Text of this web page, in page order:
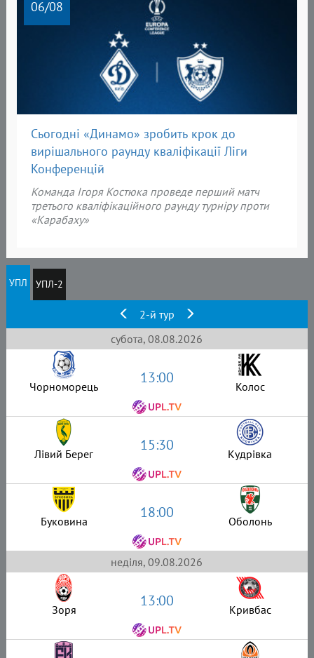
06/08
Сьогодні «Динамо» зробить крок до
вирішального раунду кваліфікації Ліги
Конференцій
Команда Ігоря Костюка проведе перший матч
третього кваліфікаційного раунду турніру проти
«Карабаху»
УПЛ УПЛ-2
2-й тур
субота, 08.08.2026
Чорноморець 13:00 Колос
Лівий Берег 15:30 Кудрівка
Буковина 18:00 Оболонь
неділя, 09.08.2026
Зоря 13:00 Кривбас